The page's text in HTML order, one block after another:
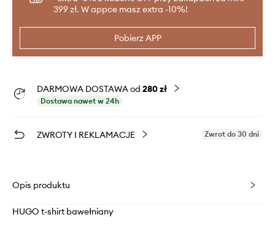
399 zł. W appce masz extra -10%!
Pobierz APP
DARMOWA DOSTAWA od 280 zł
Dostawa nawet w 24h
ZWROTY I REKLAMACJE Zwrot do 30 dni
Opis produktu
HUGO t-shirt bawełniany